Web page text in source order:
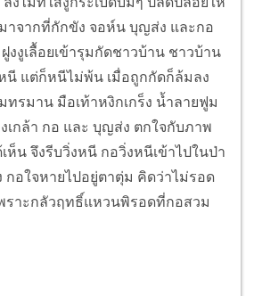
าจากที่กักขัง จอห์น บุญส่ง และกอ
งงูเลื้อยเข้ารุมกัดชาวบ้าน ชาวบ้าน
นี แต่ก็หนีไม่พ้น เมื่อถูกกัดก็ล้มลง
ทรมาน มือเท้าหงิกเกร็ง น้ำลายฟูม
เกล้า กอ และ บุญส่ง ตกใจกับภาพ
ห็น จึงรีบวิ่งหนี กอวิ่งหนีเข้าไปในป่า
กอใจหายไปอยู่ตาตุ่ม คิดว่าไม่รอด
ราะกลัวฤทธิ์แหวนพิรอดที่กอสวม